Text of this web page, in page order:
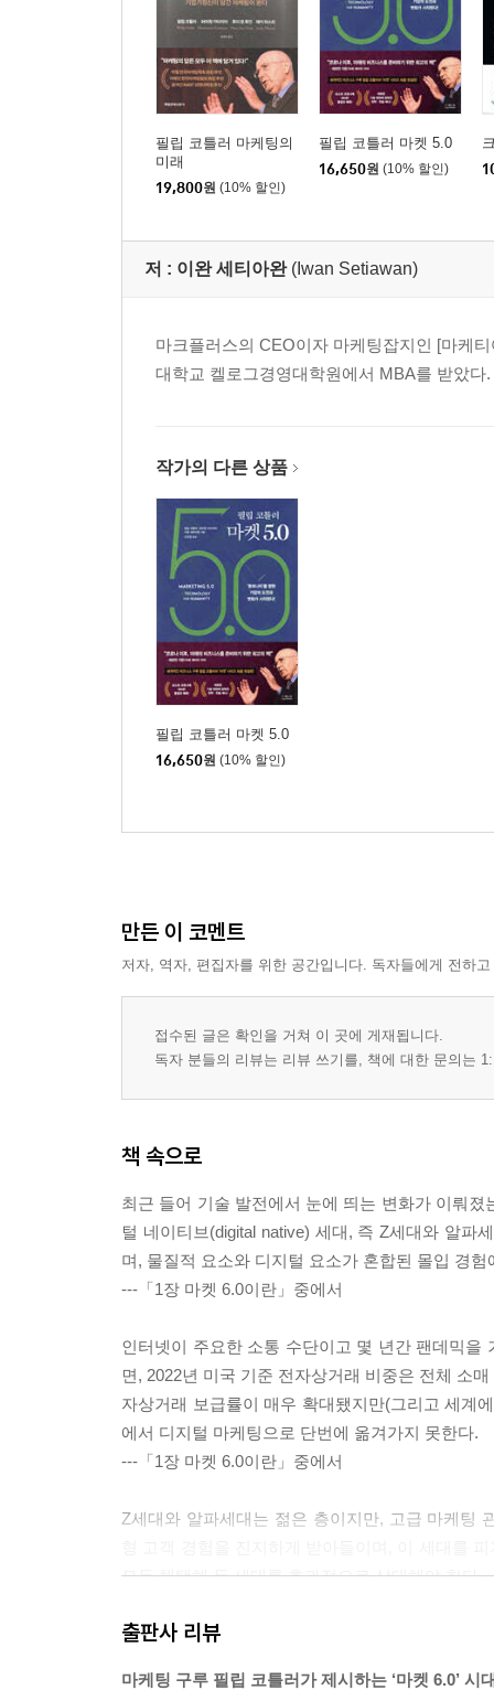
필립 코틀러 마케팅의
미래
19,800원 (10% 할인)
필립 코틀러 마켓 5.0
16,650원 (10% 할인)
저 : 이완 세티아완 (Iwan Setiawan)
마크플러스의 CEO이자 마케팅잡지인 [마케
대학교 켈로그경영대학원에서 MBA를 받았다.
작가의 다른 상품
필립 코틀러 마켓 5.0
16,650원 (10% 할인)
만든 이 코멘트
저자, 역자, 편집자를 위한 공간입니다. 독자들에게 전하
접수된 글은 확인을 거쳐 이 곳에 게재됩니다.
독자 분들의 리뷰는 리뷰 쓰기를, 책에 대한 문의는
책 속으로
최근 들어 기술 발전에서 눈에 띄는 변화가 이뤄
털 네이티브(digital native) 세대, 즉 Z세대와 알파
며, 물질적 요소와 디지털 요소가 혼합된 몰입 경험
---「1장 마켓 6.0이란」중에서
인터넷이 주요한 소통 수단이고 몇 년간 팬데믹
면, 2022년 미국 기준 전자상거래 비중은 전체 소
자상거래 보급률이 매우 확대됐지만(그리고 세계
에서 디지털 마케팅으로 단번에 옮겨가지 못한다.
---「1장 마켓 6.0이란」중에서
Z세대와 알파세대는 젊은 층이지만, 고급 마케팅
모두 채택해 두 세대를 효과적으로 상대해야 한다.
대의 제품 선호도가 급격히 변화하고, 그에 따라
출판사 리뷰
마케팅 구루 필립 코틀러가 제시하는 ‘마켓 6.0’ 시